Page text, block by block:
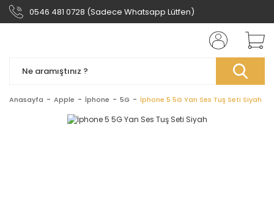
0546 481 0728 (Sadece Whatsapp Lütfen)
Anasayfa Apple İphone 5G İphone 5 5G Yan Ses Tuş Seti Siyah